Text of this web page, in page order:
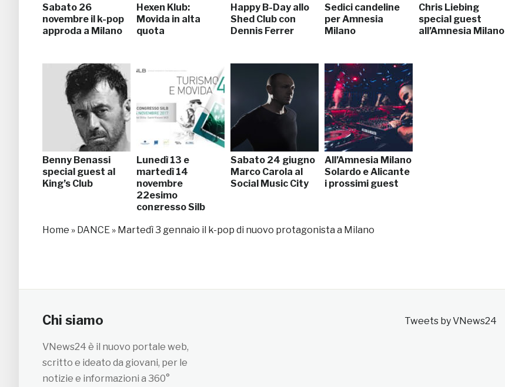
Sabato 26
novembre il k-pop
approda a Milano
Hexen Klub:
Movida in alta
quota
Happy B-Day allo
Shed Club con
Dennis Ferrer
Sedici candeline
per Amnesia
Milano
Chris Liebing
special guest
all’Amnesia Milano
Benny Benassi
special guest al
King’s Club
Lunedì 13 e
martedì 14
novembre
22esimo
congresso Silb
Sabato 24 giugno
Marco Carola al
Social Music City
All’Amnesia Milano
Solardo e Alicante
i prossimi guest
Home » DANCE » Martedì 3 gennaio il k-pop di nuovo protagonista a Milano
Chi siamo
VNews24 è il nuovo portale web,
scritto e ideato da giovani, per le
notizie e informazioni a 360°
Tweets by VNews24